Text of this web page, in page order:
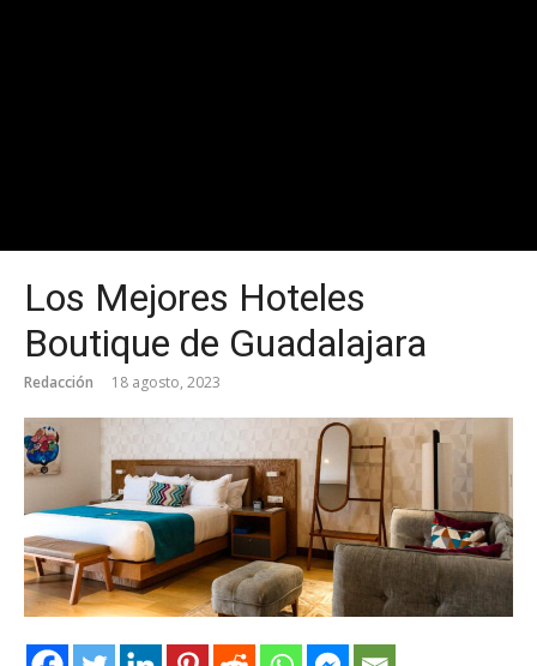
Los Mejores Hoteles
Boutique de Guadalajara
Redacción 18 agosto, 2023